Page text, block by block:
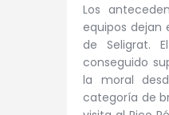
Los
equipos dejan
de Seligrat.
conseguido
la moral
categoría de